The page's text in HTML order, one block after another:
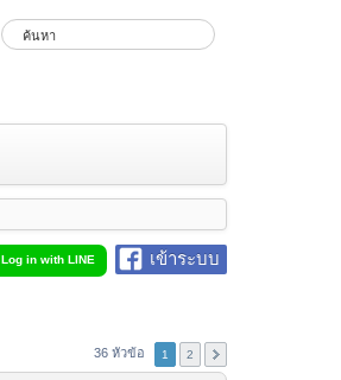
เข้าระบบ
Log in with LINE
36 หัวข้อ 1 2